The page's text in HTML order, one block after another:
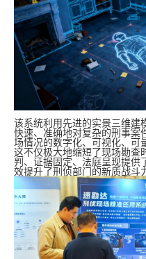
该系统利用先进的实景三维建
快速、准确地对复杂的刑事案
场情况的数字化、可视化、可
这不仅极大地缩短了现场勘查
判、证据固定、法庭呈现提供
效提升了刑侦部门的新质战斗